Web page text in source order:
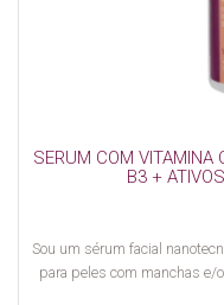
SERUM COM VITAMINA
B3 +
Sou um sérum facial
para peles com manchas e/